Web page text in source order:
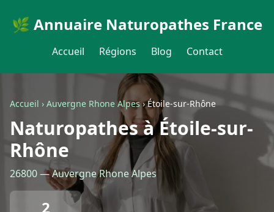
🌿 Annuaire Naturopathes France
Accueil Régions Blog Contact
Accueil › Auvergne Rhone Alpes›Étoile-sur-Rhône
Naturopathes à Étoile-sur-
Rhône
26800 — Auvergne Rhone Alpes
2